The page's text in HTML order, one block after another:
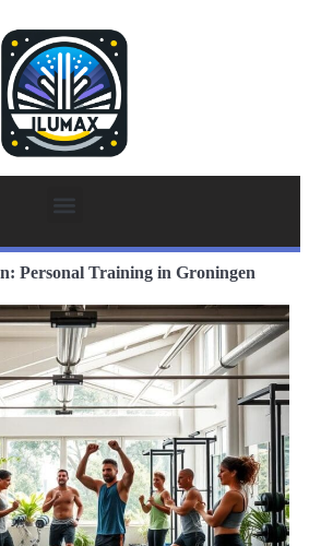
Personal Training in Groningen